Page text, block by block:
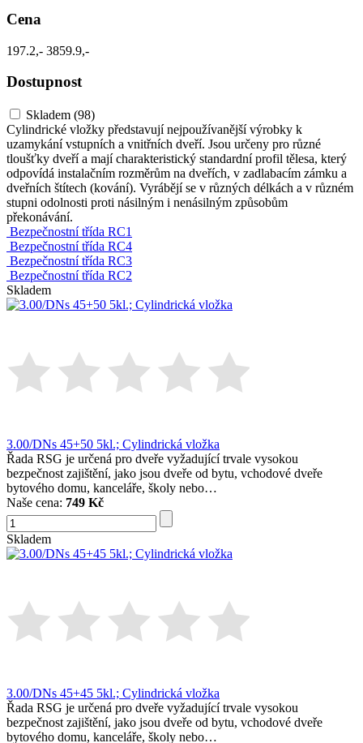
Cena
197.2,- 3859.9,-
Dostupnost
Skladem (98)
Cylindrické vložky představují nejpoužívanější výrobky k
uzamykání vstupních a vnitřních dveří. Jsou určeny pro různé
tloušťky dveří a mají charakteristický standardní profil tělesa, který
odpovídá instalačním rozměrům na dveřích, v zadlabacím zámku a
dveřních štítech (kování). Vyrábějí se v různých délkách a v různém
stupni odolnosti proti násilným i nenásilným způsobům
překonávání.
Bezpečnostní třída RC1
Bezpečnostní třída RC4
Bezpečnostní třída RC3
Bezpečnostní třída RC2
Skladem
3.00/DNs 45+50 5kl.; Cylindrická vložka
Řada RSG je určená pro dveře vyžadující trvale vysokou
bezpečnost zajištění, jako jsou dveře od bytu, vchodové dveře
bytového domu, kanceláře, školy nebo…
Naše cena: 749 Kč
Skladem
3.00/DNs 45+45 5kl.; Cylindrická vložka
Řada RSG je určená pro dveře vyžadující trvale vysokou
bezpečnost zajištění, jako jsou dveře od bytu, vchodové dveře
bytového domu, kanceláře, školy nebo…